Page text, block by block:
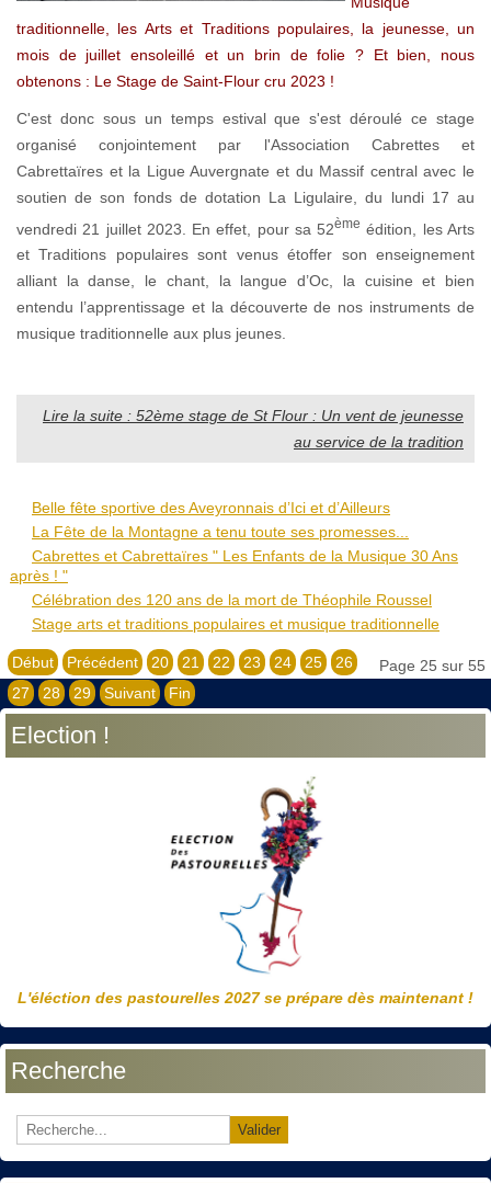
traditionnelle, les Arts et Traditions populaires, la jeunesse, un
mois de juillet ensoleillé et un brin de folie ? Et bien, nous
obtenons : Le Stage de Saint-Flour cru 2023 !
C'est donc sous un temps estival que s'est déroulé ce stage
organisé conjointement par l'Association Cabrettes et
Cabrettaïres et la Ligue Auvergnate et du Massif central avec le
soutien de son fonds de dotation La Ligulaire, du lundi 17 au
vendredi 21 juillet 2023. En effet, pour sa 52ème édition, les Arts
et Traditions populaires sont venus étoffer son enseignement
alliant la danse, le chant, la langue d’Oc, la cuisine et bien
entendu l’apprentissage et la découverte de nos instruments de
musique traditionnelle aux plus jeunes.
Lire la suite : 52ème stage de St Flour : Un vent de jeunesse
au service de la tradition
Belle fête sportive des Aveyronnais d’Ici et d’Ailleurs
La Fête de la Montagne a tenu toute ses promesses...
Cabrettes et Cabrettaïres " Les Enfants de la Musique 30 Ans
après ! "
Célébration des 120 ans de la mort de Théophile Roussel
Stage arts et traditions populaires et musique traditionnelle
Page 25 sur 55
Début Précédent 20 21 22 23 24 25
26
27
28 29 Suivant Fin
Election !
L'éléction des pastourelles 2027 se prépare dès maintenant !
Recherche
Valider